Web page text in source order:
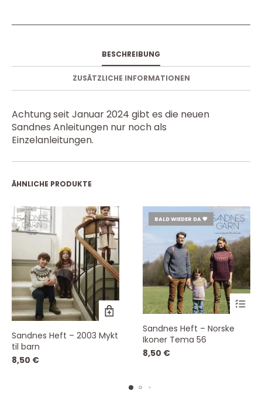
BESCHREIBUNG
ZUSÄTZLICHE INFORMATIONEN
Achtung seit Januar 2024 gibt es die neuen
Sandnes Anleitungen nur noch als
Einzelanleitungen.
ÄHNLICHE PRODUKTE
Sandnes Heft – 2003 Mykt
til barn
8,50 €
BALD WIEDER DA 💗
Sandnes Heft – Norske
Ikoner Tema 56
8,50 €